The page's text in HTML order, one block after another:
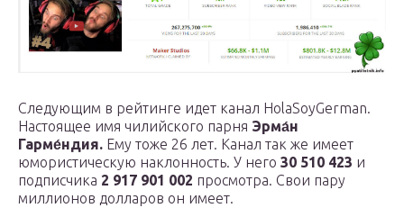
Следующим в рейтинге идет канал HolaSoyGerman.
Настоящее имя чилийского парня Эрма́н
Гарме́ндия. Ему тоже 26 лет. Канал так же имеет
юмористическую наклонность. У него 30 510 423 и
подписчика 2 917 901 002 просмотра. Свои пару
миллионов долларов он имеет.